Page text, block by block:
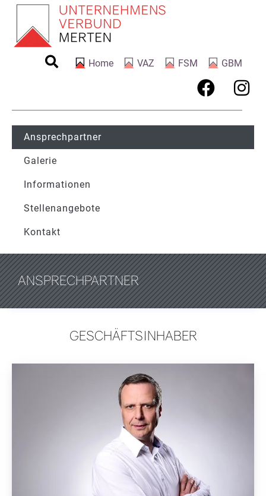
Home VAZ FSM GBM
Ansprechpartner
Galerie
Informationen
Stellenangebote
Kontakt
ANSPRECHPARTNER
GESCHÄFTSINHABER